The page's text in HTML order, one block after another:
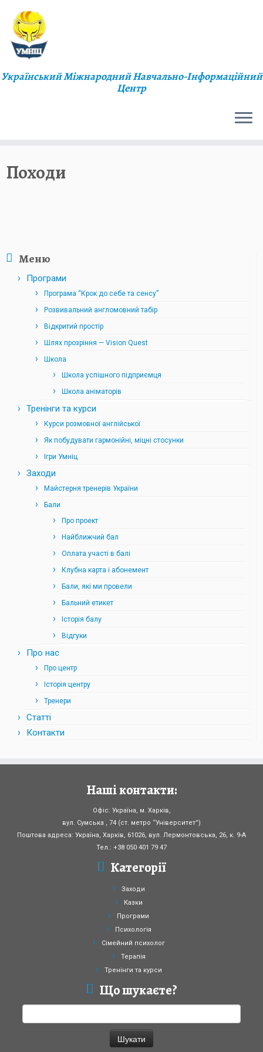
Український Міжнародний Навчально-Інформаційний
Центр
Походи
Меню
Програми
Програма “Крок до себе та сенсу”
Розвивальний англомовний табір
Відкритий простір
Шлях прозріння — Vision Quest
Школа
Школа успішного підприємця
Школа аніматорів
Тренінги та курси
Курси розмовної англійської
Як побудувати гармонійні, міцні стосунки
Ігри Умніц
Заходи
Майстерня тренерів України
Бали
Про проект
Найближчий бал
Оплата участі в балі
Клубна карта і абонемент
Бали, які ми провели
Бальний етикет
Історія балу
Відгуки
Про нас
Про центр
Історія центру
Тренери
Статті
Контакти
Наші контакти:
Офіс: Україна, м. Харків,
вул. Сумська , 74 (ст. метро “Університет”)
Поштова адреса: Україна, Харків, 61026, вул. Лермонтовська, 26, к. 9-А
Тел.: +38 050 401 79 47
Категорії
Заходи
Казки
Програми
Психологія
Сімейний психолог
Терапія
Тренінги та курси
Що шукаєте?